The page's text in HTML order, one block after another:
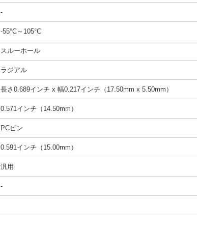
-
-55°C～105°C
スルーホール
ラジアル
長さ0.689インチ x 幅0.217インチ（17.50mm x 5.50mm）
0.571インチ（14.50mm）
PCピン
0.591インチ（15.00mm）
汎用
-